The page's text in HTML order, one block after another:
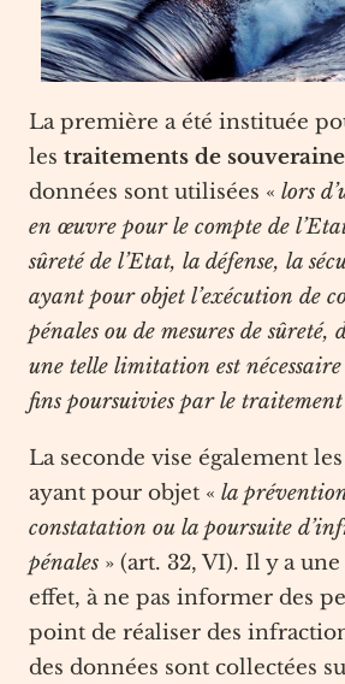
La première a été instituée
les traitements de
données sont utilisées « lors
en œuvre pour le compte de
sûreté de l’Etat, la défense, la
ayant pour objet l’exécution de
pénales ou de mesures de sûreté,
une telle limitation est nécessaire
fins poursuivies par le traitement
La seconde vise également
ayant pour objet « la
constatation ou la poursuite
pénales » (art. 32, VI). Il y a
effet, à ne pas informer des
point de réaliser des
des données sont collectées